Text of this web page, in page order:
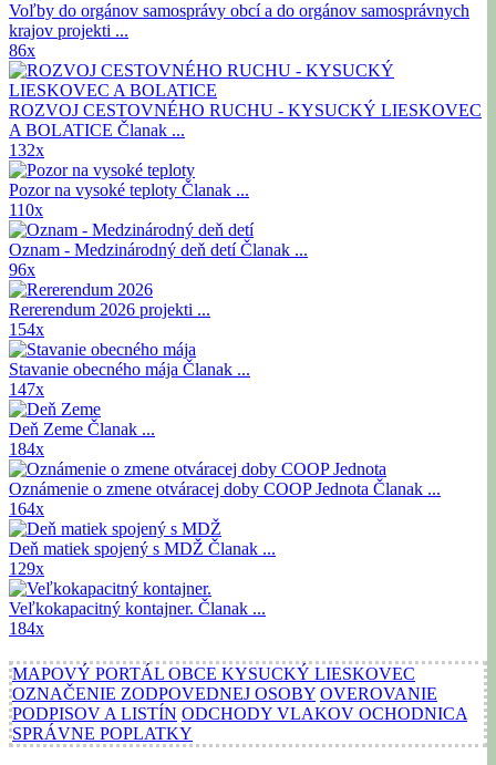
Voľby do orgánov samosprávy obcí a do orgánov samosprávnych
krajov projekti ...
86x
ROZVOJ CESTOVNÉHO RUCHU - KYSUCKÝ LIESKOVEC
A BOLATICE Članak ...
132x
Pozor na vysoké teploty Članak ...
110x
Oznam - Medzinárodný deň detíČlanak ...
96x
Rererendum 2026 projekti ...
154x
Stavanie obecného mája Članak ...
147x
Deň Zeme Članak ...
184x
Oznámenie o zmene otváracej doby COOP Jednota Članak ...
164x
Deň matiek spojený s MDŽ Članak ...
129x
Veľkokapacitný kontajner. Članak ...
184x
MAPOVÝ PORTÁL OBCE KYSUCKÝ LIESKOVEC
OZNAČENIE ZODPOVEDNEJ OSOBY OVEROVANIE
PODPISOV A LISTÍN ODCHODY VLAKOV OCHODNICA
SPRÁVNE POPLATKY